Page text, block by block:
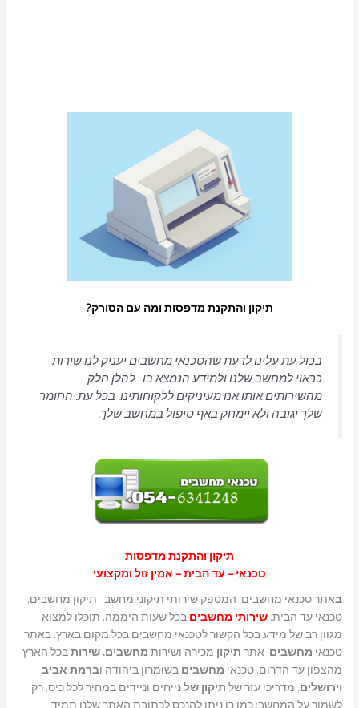
תיקון והתקנת מדפסות ומה עם הסורק?
בכול עת עלינו לדעת שהטכנאי מחשבים יעניק לנו שירות
כראוי למחשב שלנו ולמידע הנמצא בו . להלן חלק
מהשירותים אותו אנו מעיניקים ללקוחותינו. בכל עת. החומר
שלך יגובה ולא יימחק באף טיפול במחשב שלך.
תיקון והתקנת מדפסות
טכנאי – עד הבית – אמין זול ומקצועי
באתר טכנאי מחשבים, המספק שירותי תיקוני מחשב, תיקון מחשבים,
טכנאי עד הבית,שירותי מחשבים בכל שעות היממה, תוכלו למצוא
מגוון רב של מידע בכל הקשור לטכנאי מחשבים בכל מקום בארץ. באתר
טכנאי מחשבים, אתר תיקון מכירה ושירות מחשבים. שירותבכל הארץ
מהצפון עד הדרום, טכנאי מחשבים בשומרון ביהודה וברמת אביב
וירושלים, מדריכי עזר של תיקון שלנייחים וניידים במחיר לכל כיס, רק
לשמור על המחשב: כמו כן ניתן להנכס לכתובת האתר שלנו תמיד